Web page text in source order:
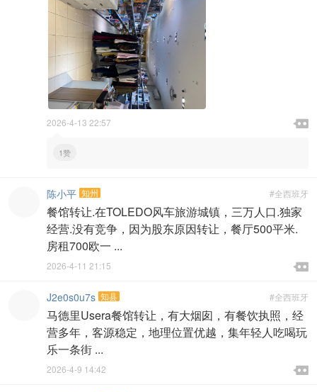

2026-4-13 22:57 
1赞
#全西班牙
陈小平 知州
餐馆转让.在TOLEDO风车旅游城镇，三万人口.独家
经营.没有竞争，因为股东原因转让，餐厅500平米.
房租700欧一 ...

2026-4-11 21:15 
#全西班牙
J2e0s0u7s 知县
马德里Usera餐馆转让，有大烟囱，有餐饮执照，经
营多年，客源稳定，地理位置优越，集年轻人吃喝玩
乐一条街 ...

2026-4-9 14:42 